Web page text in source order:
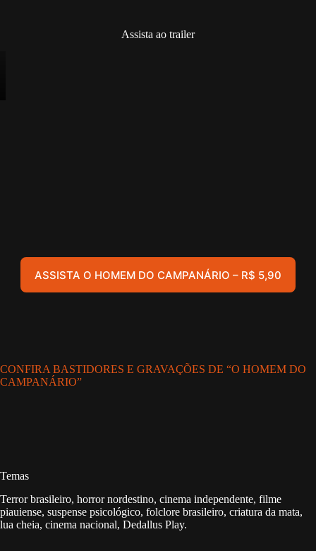
Assista ao trailer
ASSISTA O HOMEM DO CAMPANÁRIO – R$ 5,90
CONFIRA BASTIDORES E GRAVAÇÕES DE “O HOMEM DO
CAMPANÁRIO”
Temas
Terror brasileiro, horror nordestino, cinema independente, filme
piauiense, suspense psicológico, folclore brasileiro, criatura da mata,
lua cheia, cinema nacional, Dedallus Play.